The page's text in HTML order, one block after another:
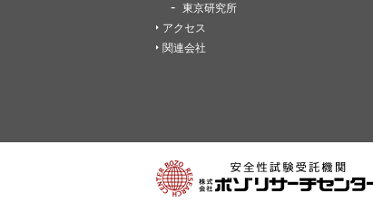
東京研究所
アクセス
関連会社